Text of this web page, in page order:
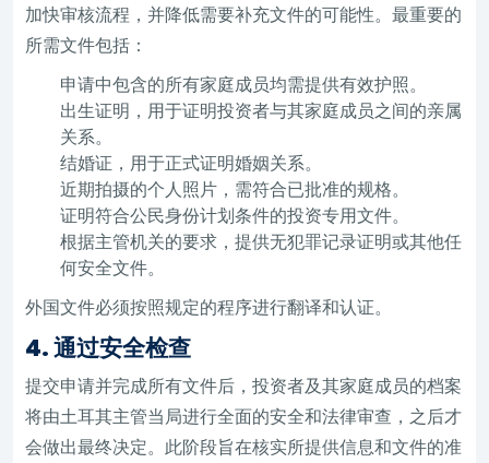
加快审核流程，并降低需要补充文件的可能性。最重要的
所需文件包括：
申请中包含的所有家庭成员均需提供有效护照。
出生证明，用于证明投资者与其家庭成员之间的亲属
关系。
结婚证，用于正式证明婚姻关系。
近期拍摄的个人照片，需符合已批准的规格。
证明符合公民身份计划条件的投资专用文件。
根据主管机关的要求，提供无犯罪记录证明或其他任
何安全文件。
外国文件必须按照规定的程序进行翻译和认证。
4. 通过安全检查
提交申请并完成所有文件后，投资者及其家庭成员的档案
将由土耳其主管当局进行全面的安全和法律审查，之后才
会做出最终决定。此阶段旨在核实所提供信息和文件的准